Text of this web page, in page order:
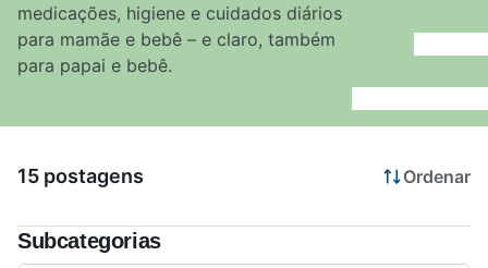
Dermocosméticos
Fraldas
Medicamentos
Saúde da mulher
Saúde do homem
medicações, higiene e cuidados diários
para mamãe e bebê – e claro, também
para papai e bebê.
15 postagens Ordenar
Subcategorias